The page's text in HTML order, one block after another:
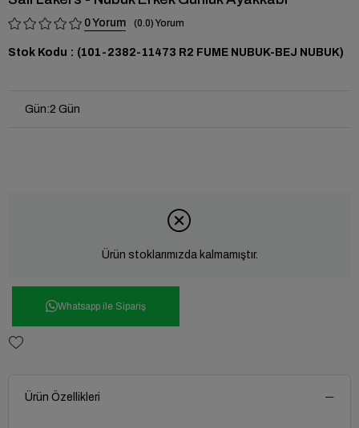
0 0.0
Stok Kodu (101-2382-11473 R2 FUME NUBUK-BEJ NUBUK)
Gün:2 Gün
Ürün stoklarımızda kalmamıştır.
Whatsapp ile Sipariş
Ürün Özellikleri